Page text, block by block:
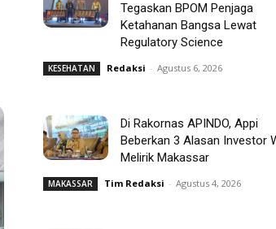
Tegaskan BPOM Penjaga
Ketahanan Bangsa Lewat
Regulatory Science
KESEHATAN Redaksi - Agustus 6, 2026
Di Rakornas APINDO, Appi
Beberkan 3 Alasan Investor
Melirik Makassar
MAKASSAR Tim Redaksi - Agustus 4, 2026